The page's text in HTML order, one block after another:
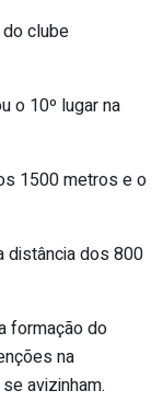
clube
o 10º lugar na
1500 metros e o
distância dos 800
formação do
na
avizinham.